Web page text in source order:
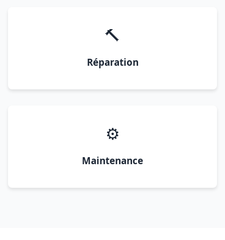
🔨
Réparation
⚙️
Maintenance